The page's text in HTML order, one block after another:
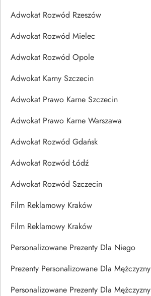
Adwokat Rozwód Rzeszów
Adwokat Rozwód Mielec
Adwokat Rozwód Opole
Adwokat Karny Szczecin
Adwokat Prawo Karne Szczecin
Adwokat Prawo Karne Warszawa
Adwokat Rozwód Gdańsk
Adwokat Rozwód Łódź
Adwokat Rozwód Szczecin
Film Reklamowy Kraków
Film Reklamowy Kraków
Personalizowane Prezenty Dla Niego
Prezenty Personalizowane Dla Mężczyzny
Personalizowane Prezenty Dla Mężczyzny